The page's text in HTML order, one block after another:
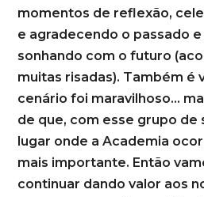
momentos de reflexão,
e agradecendo o passado
sonhando com o futuro
muitas risadas). Também é
cenário foi maravilhoso…
de que, com esse grupo de
lugar onde a Academia
mais importante. Então
continuar dando valor aos